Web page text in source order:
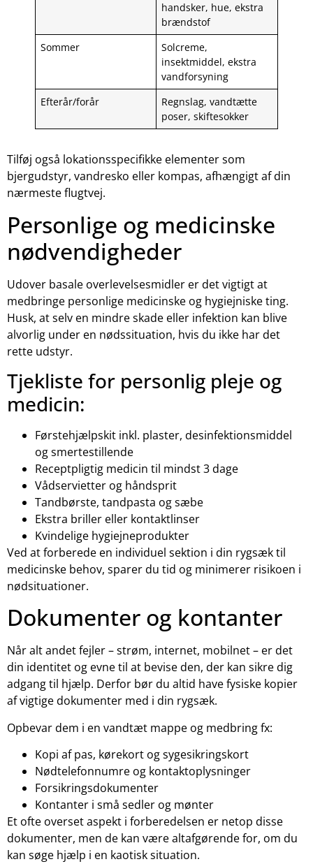
handsker, hue, ekstra
brændstof
Sommer
Solcreme,
insektmiddel, ekstra
vandforsyning
Efterår/forår
Regnslag, vandtætte
poser, skiftesokker
Tilføj også lokationsspecifikke elementer som
bjergudstyr, vandresko eller kompas, afhængigt af din
nærmeste flugtvej.
Personlige og medicinske
nødvendigheder
Udover basale overlevelsesmidler er det vigtigt at
medbringe personlige medicinske og hygiejniske ting.
Husk, at selv en mindre skade eller infektion kan blive
alvorlig under en nødssituation, hvis du ikke har det
rette udstyr.
Tjekliste for personlig pleje og
medicin:
Førstehjælpskit inkl. plaster, desinfektionsmiddel
og smertestillende
Receptpligtig medicin til mindst 3 dage
Vådservietter og håndsprit
Tandbørste, tandpasta og sæbe
Ekstra briller eller kontaktlinser
Kvindelige hygiejneprodukter
Ved at forberede en individuel sektion i din rygsæk til
medicinske behov, sparer du tid og minimerer risikoen i
nødsituationer.
Dokumenter og kontanter
Når alt andet fejler – strøm, internet, mobilnet – er det
din identitet og evne til at bevise den, der kan sikre dig
adgang til hjælp. Derfor bør du altid have fysiske kopier
af vigtige dokumenter med i din rygsæk.
Opbevar dem i en vandtæt mappe og medbring fx:
Kopi af pas, kørekort og sygesikringskort
Nødtelefonnumre og kontaktoplysninger
Forsikringsdokumenter
Kontanter i små sedler og mønter
Et ofte overset aspekt i forberedelsen er netop disse
dokumenter, men de kan være altafgørende for, om du
kan søge hjælp i en kaotisk situation.